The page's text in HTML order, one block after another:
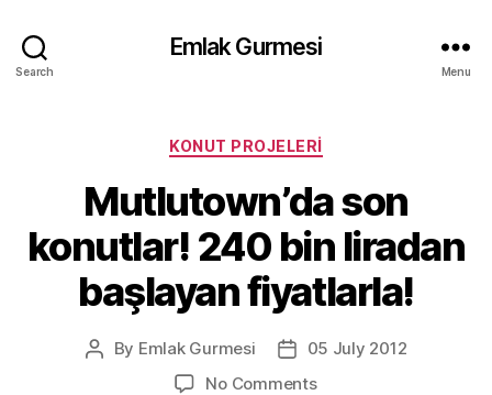
Search
Emlak Gurmesi
Menu
Categories
KONUT PROJELERI
Mutlutown’da son
konutlar! 240 bin liradan
başlayan fiyatlarla!
Post
By Emlak Gurmesi
Post05 July 2012
No Commentson